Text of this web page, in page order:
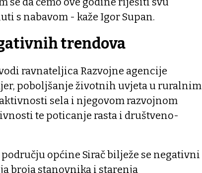
s nabavom - kaže Igor Supan.
trendova
ravnateljica Razvojne agencije
poboljšanje životnih uvjeta u ruralnim
sela i njegovom razvojnom
te poticanje rasta i društveno-
općine Sirač bilježe se negativni
broja stanovnika i starenja